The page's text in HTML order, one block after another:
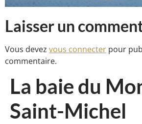
Laisser un
Vous devez vous connecter pour
commentaire.
La baie du
Saint-Michel